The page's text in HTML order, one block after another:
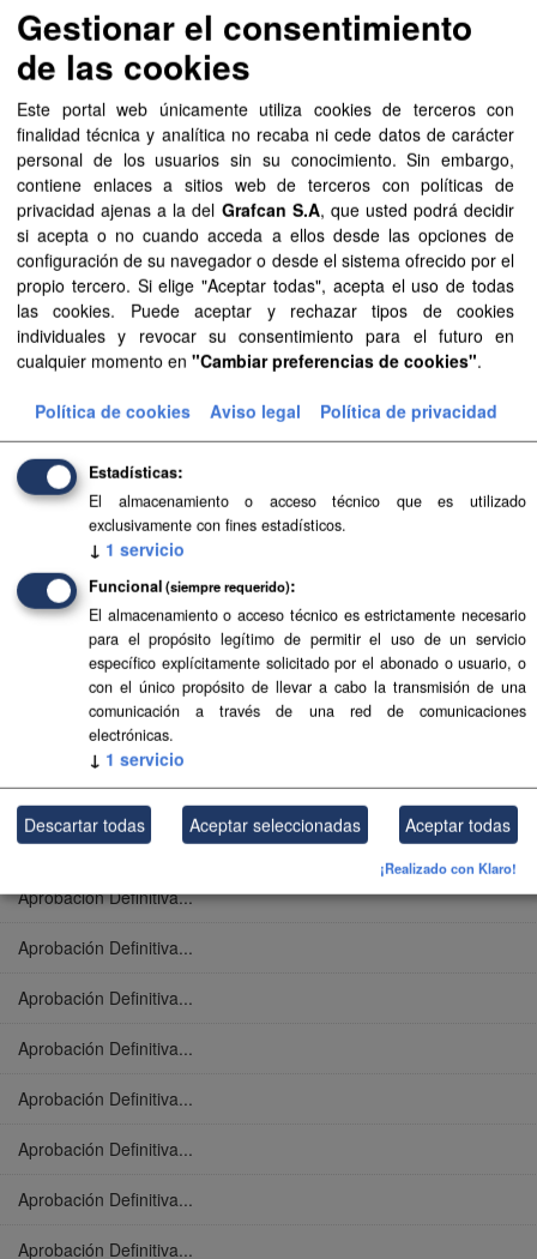
Recursos
Aprobación Definitiva...
Aprobación Definitiva...
Aprobación Definitiva...
Aprobación Definitiva...
Aprobación Definitiva...
Aprobación Definitiva...
Aprobación Definitiva...
Aprobación Definitiva...
Aprobación Definitiva...
Aprobación Definitiva...
Aprobación Definitiva...
Aprobación Definitiva...
Aprobación Definitiva...
Aprobación Definitiva...
Aprobación Definitiva...
Aprobación Definitiva...
Aprobación Definitiva...
Aprobación Definitiva...
los metadatos
Formato
Licencia
Aviso Legal del
Gobierno de Canarias
Mostrar más
Gestionar el consentimiento
de las cookies
Este portal web únicamente utiliza cookies de terceros con
finalidad técnica y analítica no recaba ni cede datos de carácter
personal de los usuarios sin su conocimiento. Sin embargo,
contiene enlaces a sitios web de terceros con políticas de
privacidad ajenas a la del Grafcan S.A, que usted podrá decidir
si acepta o no cuando acceda a ellos desde las opciones de
configuración de su navegador o desde el sistema ofrecido por el
propio tercero. Si elige "Aceptar todas", acepta el uso de todas
las cookies. Puede aceptar y rechazar tipos de cookies
individuales y revocar su consentimiento para el futuro en
cualquier momento en "Cambiar preferencias de cookies".
Política de cookies Aviso legal Política de privacidad
Estadísticas
El almacenamiento o acceso técnico que es utilizado
exclusivamente con fines estadísticos.
↓ 1 servicio
Funcional (siempre requerido)
El almacenamiento o acceso técnico es estrictamente necesario
para el propósito legítimo de permitir el uso de un servicio
específico explícitamente solicitado por el abonado o usuario, o
con el único propósito de llevar a cabo la transmisión de una
comunicación a través de una red de comunicaciones
electrónicas.
↓ 1 servicio
Descartar todas Aceptar seleccionadas Aceptar todas
¡Realizado con Klaro!